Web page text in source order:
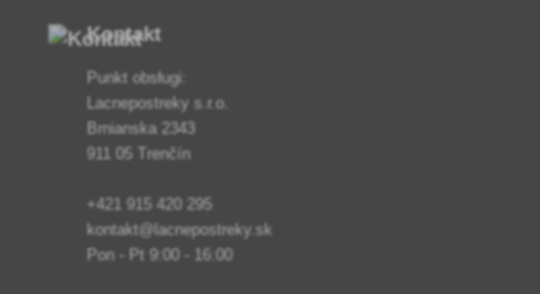
Kontakt
Punkt obsługi:
Lacnepostreky s.r.o.
Brnianska 2343
911 05 Trenčín
+421 915 420 295
kontakt@lacnepostreky.sk
Pon - Pt 9:00 - 16:00